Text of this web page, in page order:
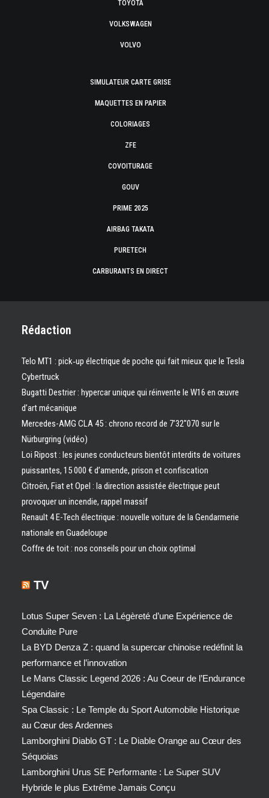
TOYOTA
VOLKSWAGEN
VOLVO
SIMULATEUR CARTE GRISE
MAQUETTES EN PAPIER
COLORIAGES
ZFE
COVOITURAGE
GOUV
PRIME 2025
AIRBAG TAKATA
PURETECH
CARBURANTS EN DIRECT
Rédaction
Telo MT1 : pick‑up électrique de poche qui fait mieux que le Tesla
Cybertruck
Bugatti Destrier : hypercar unique qui réinvente le W16 en œuvre
d’art mécanique
Mercedes-AMG CLA 45 : chrono record de 7’32″070 sur le
Nürburgring (vidéo)
Loi Ripost : les jeunes conducteurs bientôt interdits de voitures
puissantes, 15 000 € d’amende, prison et confiscation
Citroën, Fiat et Opel : la direction assistée électrique peut
provoquer un incendie, rappel massif
Renault 4 E-Tech électrique : nouvelle voiture de la Gendarmerie
nationale en Guadeloupe
Coffre de toit : nos conseils pour un choix optimal
TV
Lotus Super Seven : La Légèreté d’une Expérience de
Conduite Pure
La BYD Denza Z : quand la supercar chinoise redéfinit la
performance et l’innovation
Le Mans Classic Legend 2026 : Au Coeur de l’Endurance
Légendaire
Spa Classic : Le Temple du Sport Automobile Historique
au Cœur des Ardennes
Lamborghini Diablo GT : Le Diable Orange au Cœur des
Séquoias
Lamborghini Urus SE Performante : Le Super SUV
Hybride le plus Extrême Jamais Conçu